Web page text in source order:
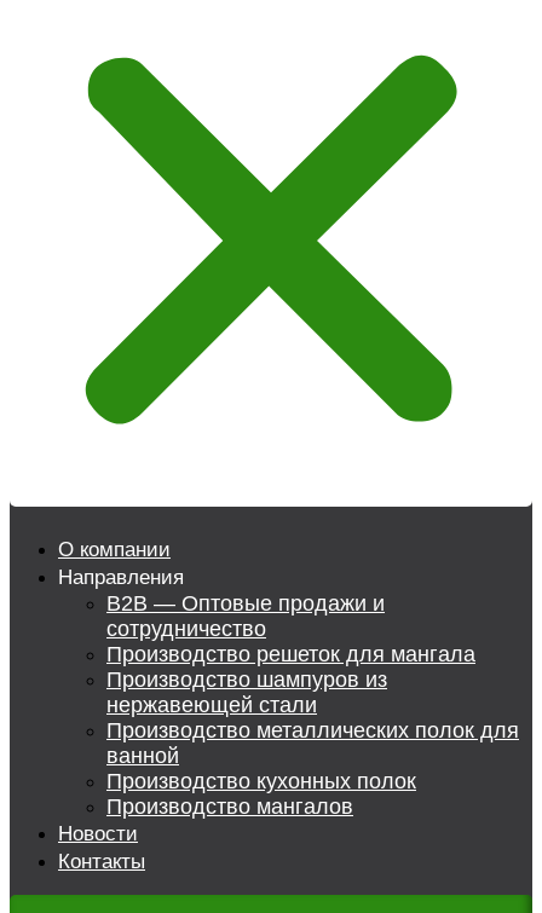
О компании
Направления
B2B — Оптовые продажи и
сотрудничество
Производство решеток для мангала
Производство шампуров из
нержавеющей стали
Производство металлических полок для
ванной
Производство кухонных полок
Производство мангалов
Новости
Контакты